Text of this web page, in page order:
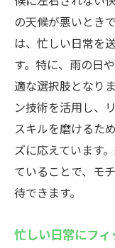
新しいゴ
趣味と健
友人や
ンゴルフ
コミュニ
ゴルフを
日常を
最新技術搭載
高性能機
の天候が悪いとき
は、忙しい日常を
す。特に、雨の日
適な選択肢となり
ン技術を活用し、
スキルを磨けるた
ズに応えています
ていることで、モ
待できます。
忙しい日常にフ